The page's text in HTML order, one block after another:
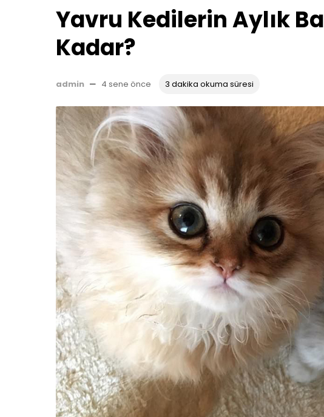
Yavru Kedilerin Aylık
Kadar?
admin — 4 sene önce 3 dakika okuma süresi